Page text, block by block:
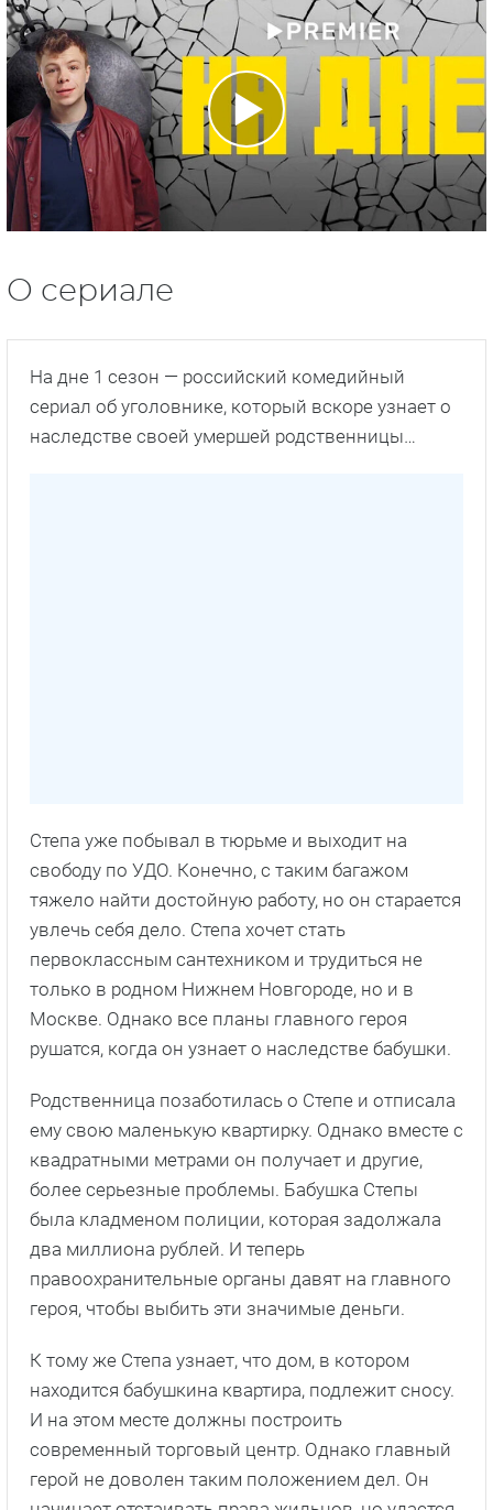
О сериале
На дне 1 сезон — российский комедийный
сериал об уголовнике, который вскоре узнает о
наследстве своей умершей родственницы…
Степа уже побывал в тюрьме и выходит на
свободу по УДО. Конечно, с таким багажом
тяжело найти достойную работу, но он старается
увлечь себя дело. Степа хочет стать
первоклассным сантехником и трудиться не
только в родном Нижнем Новгороде, но и в
Москве. Однако все планы главного героя
рушатся, когда он узнает о наследстве бабушки.
Родственница позаботилась о Степе и отписала
ему свою маленькую квартирку. Однако вместе с
квадратными метрами он получает и другие,
более серьезные проблемы. Бабушка Степы
была кладменом полиции, которая задолжала
два миллиона рублей. И теперь
правоохранительные органы давят на главного
героя, чтобы выбить эти значимые деньги.
К тому же Степа узнает, что дом, в котором
находится бабушкина квартира, подлежит сносу.
И на этом месте должны построить
современный торговый центр. Однако главный
герой не доволен таким положением дел. Он